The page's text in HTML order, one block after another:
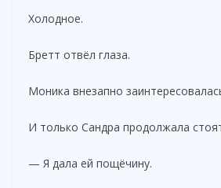
Холодное.
Бретт отвёл глаза.
Моника внезапно
И только Сандра продолжала
— Я дала ей пощёчину.